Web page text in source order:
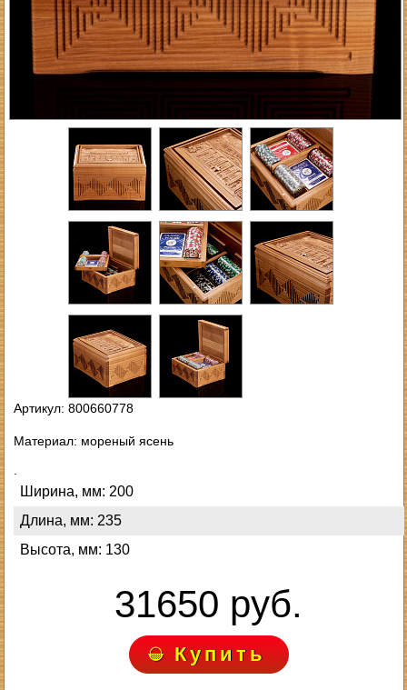
Артикул: 800660778
Материал: мореный ясень
Ширина, мм: 200
Длина, мм: 235
Высота, мм: 130
31650 руб.
Купить